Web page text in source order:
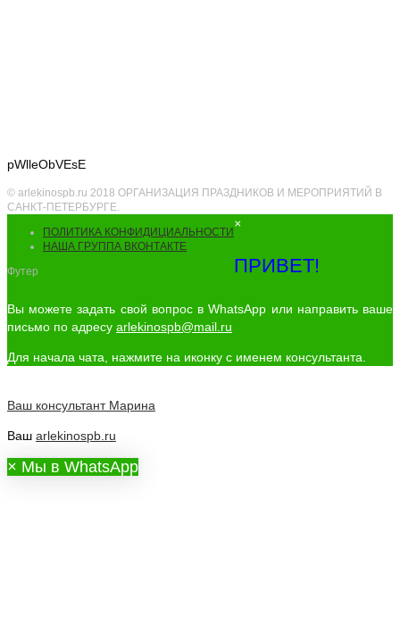
pWlleObVEsE
© arlekinospb.ru 2018 ОРГАНИЗАЦИЯ ПРАЗДНИКОВ И МЕРОПРИЯТИЙ В
САНКТ-ПЕТЕРБУРГЕ.
ПОЛИТИКА КОНФИДИЦИАЛЬНОСТИ
НАША ГРУППА ВКОНТАКТЕ
Футер
×
ПРИВЕТ!
Вы можете задать свой вопрос в WhatsApp или направить ваше
письмо по адресу arlekinospb@mail.ru
Для начала чата, нажмите на иконку с именем консультанта.
Ваш консультант Марина
Ваш arlekinospb.ru
× Мы в WhatsApp